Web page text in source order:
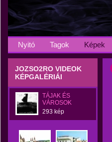
Nyitó Tagok Képek
JOZSO2RO VIDEOK
KÉPGALÉRIÁI
TÁJAK ÉS
VÁROSOK
293 kép